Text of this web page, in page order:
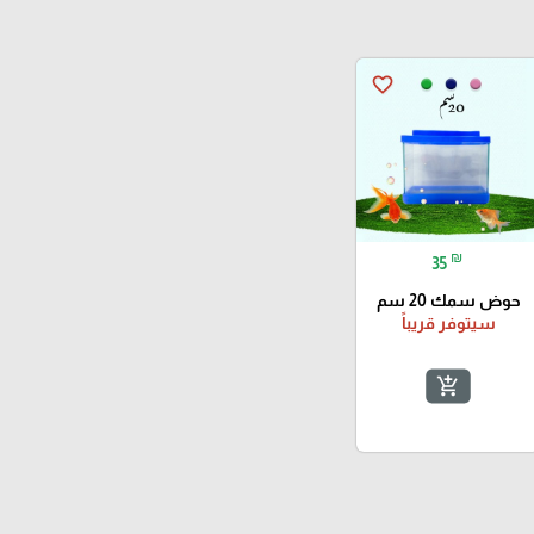
favorite_border
35 ₪
حوض سمك 20 سم
سيتوفر قريباً
add_shopping_cart